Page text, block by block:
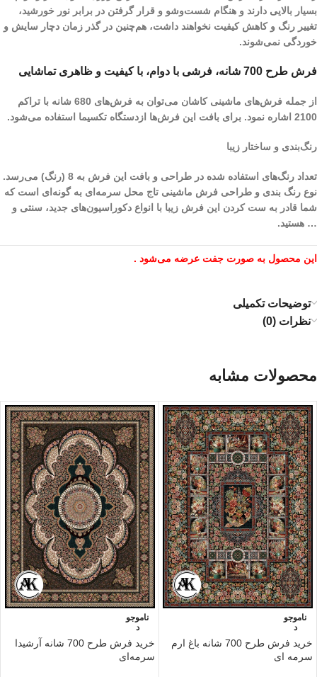
بسیار بالایی دارند و هنگام شست‌و‌شو و قرار گرفتن در برابر نور خورشید،
تغییر رنگ و کاهش کیفیت نخواهند داشت، هم‌چنین در گذر زمان دچار سایش و
خوردگی نمی‌شوند.
فرش طرح 700 شانه، فرشی با دوام، با کیفیت و ظاهری تماشایی
از جمله فرش‌های ماشینی کاشان می‌توان به فرش‌های 680 شانه با تراکم
2100 اشاره نمود. برای بافت این فرش‌ها ازدستگاه تکسیما استفاده می‌شود.
رنگ‌بندی و ساختار زیبا
تعداد رنگ‌های استفاده شده در طراحی و بافت این فرش به 8 (رنگ) می‌رسد.
نوع رنگ بندی و طراحی فرش ماشینی تاج محل سرمه‌ای به گونه‌ای است که
شما قادر به ست کردن این فرش زیبا با انواع دکوراسیون‌های جدید، سنتی و
… هستید.
این محصول به صورت جفت عرضه می‌شود .
توضیحات تکمیلی
نظرات (0)
محصولات مشابه
ناموجو
د
خرید فرش طرح 700 شانه باغ ارم
سرمه ای
ناموجو
د
خرید فرش طرح 700 شانه آرشیدا
سرمه‌ای